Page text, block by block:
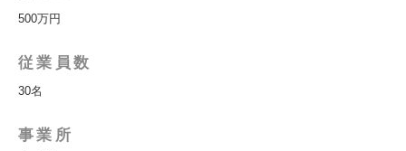
500万円
従業員数
30名
事業所